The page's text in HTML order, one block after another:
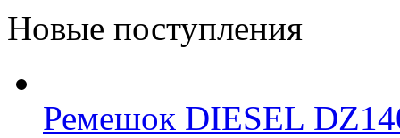
Новые поступления
Ремешок DIESEL